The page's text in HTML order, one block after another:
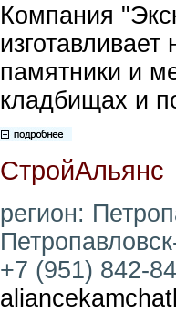
Компания
памятники и
кладбищах и
СтройАльянс
регион:
+7 (951) 842-